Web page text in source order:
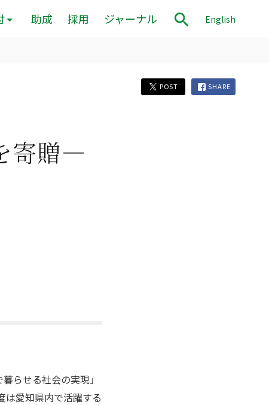
助成 採用 ジャーナル English
POST SHARE
寄贈―
らせる社会の実現」
は愛知県内で活躍する